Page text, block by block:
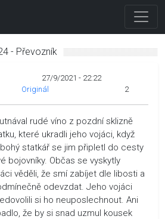
- Převozník
27/9/2021 - 22:22
Originál 2
rudé víno z pozdní sklizně
které ukradli jeho vojáci, když
statkář se jim připletl do cesty
bojovníky. Občas se vyskytly
věděli, že smí zabíjet dle libosti a
odevzdat. Jeho vojáci
si ho neuposlechnout. Ani
že by si snad uzmul kousek